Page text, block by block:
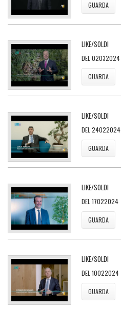
GUARDA
LIKE/SOLDI
DEL 02032024
GUARDA
LIKE/SOLDI
DEL 24022024
GUARDA
LIKE/SOLDI
DEL 17022024
GUARDA
LIKE/SOLDI
DEL 10022024
GUARDA